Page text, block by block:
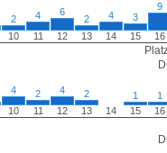
2
10
4
11
6
12
2
13
4
14
3
15
9
16
4
10
2
11
4
12
2
13
14
1
15
1
16